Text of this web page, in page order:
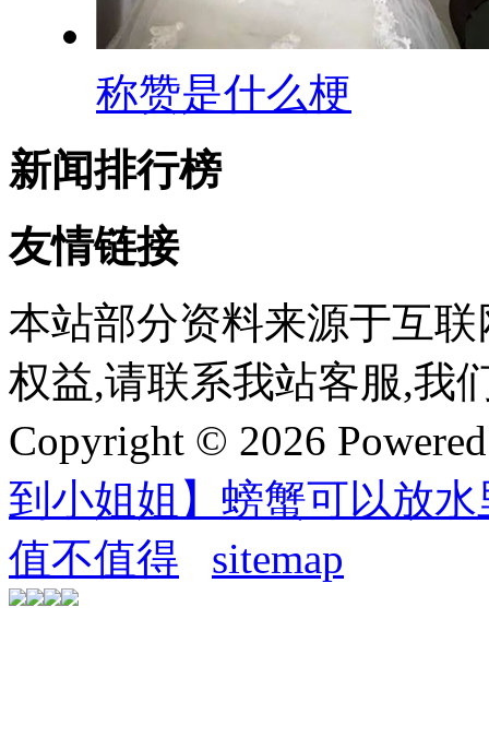
称赞是什么梗
新闻排行榜
友情链接
本站部分资料来源于互
权益,请联系我站客服,我
Copyright © 2026
到小姐姐】螃蟹可以放
值不值得
sitemap